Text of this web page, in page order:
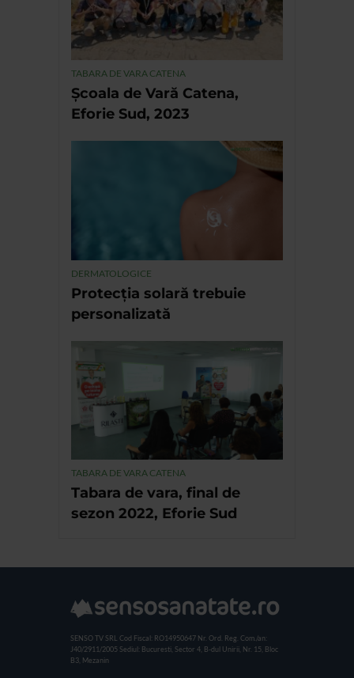
TABARA DE VARA CATENA
Școala de Vară Catena,
Eforie Sud, 2023
DERMATOLOGICE
Protecția solară trebuie
personalizată
TABARA DE VARA CATENA
Tabara de vara, final de
sezon 2022, Eforie Sud
SENSO TV SRL Cod Fiscal: RO14950647 Nr. Ord. Reg. Com./an:
J40/2911/2005 Sediul: Bucuresti, Sector 4, B-dul Unirii, Nr. 15, Bloc
B3, Mezanin